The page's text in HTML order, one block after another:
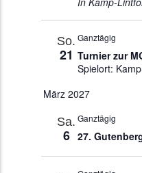
So.
21
Ganztägig
Turnier zur
Spielort:
März 2027
Sa.
6
Ganztägig
27.